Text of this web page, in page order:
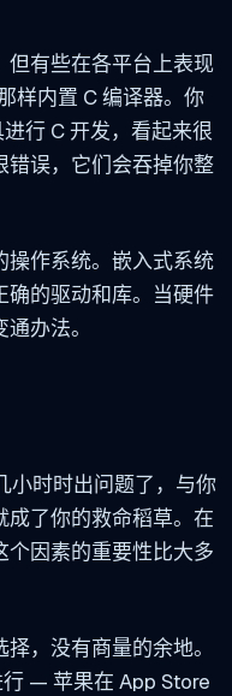
但有些在各平台上表现
样内置 C 编译器。你
行 C 开发，看起来很
错误，它们会吞掉你整
操作系统。嵌入式系统
确的驱动和库。当硬件
办法。
小时时出问题了，与你
成了你的救命稻草。在
个因素的重要性比大多
，没有商量的余地。
— 苹果在 App Store